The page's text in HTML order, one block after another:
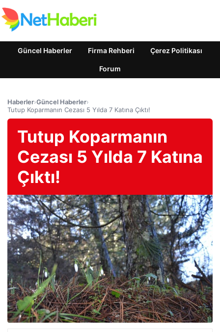
Güncel Haberler Firma Rehberi Çerez Politikası
Forum
Haberler›Güncel Haberler›
Tutup Koparmanın Cezası 5 Yılda 7 Katına Çıktı!
Tutup Koparmanın
Cezası 5 Yılda 7 Katına
Çıktı!